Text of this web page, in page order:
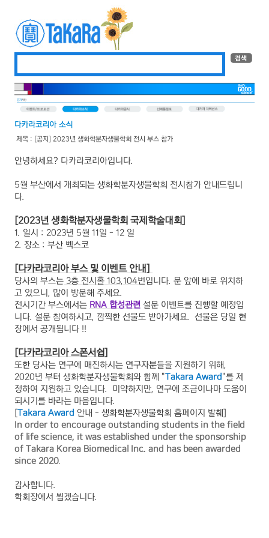
제목 : [공지] 2023년 생화학분자생물학회 전시 부스 참가
안녕하세요? 다카라코리아입니다.
5월 부산에서 개최되는 생화학분자생물학회 전시참가 안내드립니
다.
[2023년 생화학분자생물학회 국제학술대회]
1. 일시 : 2023년 5월 11일 - 12 일
2. 장소 : 부산 벡스코
[다카라코리아 부스 및 이벤트 안내]
당사의 부스는 3층 전시홀 103,104번입니다. 문 앞에 바로 위치하
고 있으니, 많이 방문해 주세요.
전시기간 부스에서는 RNA 합성관련 설문 이벤트를 진행할 예정입
니다. 설문 참여하시고, 깜찍한 선물도 받아가세요. 선물은 당일 현
장에서 공개됩니다 !!
[다카라코리아 스폰서쉽]
또한 당사는 연구에 매진하시는 연구자분들을 지원하기 위해,
2020년 부터 생화학분자생물학회와 함께 "Takara Award"를 제
정하여 지원하고 있습니다. 미약하지만, 연구에 조금이나마 도움이
되시기를 바라는 마음입니다.
Takara Award 안내 - 생화학분자생물학회 홈페이지 발췌]
In order to encourage outstanding students in the field
of life science, it was established under the sponsorship
of Takara Korea Biomedical Inc. and has been awarded
since 2020.
감사합니다.
학회장에서 뵙겠습니다.